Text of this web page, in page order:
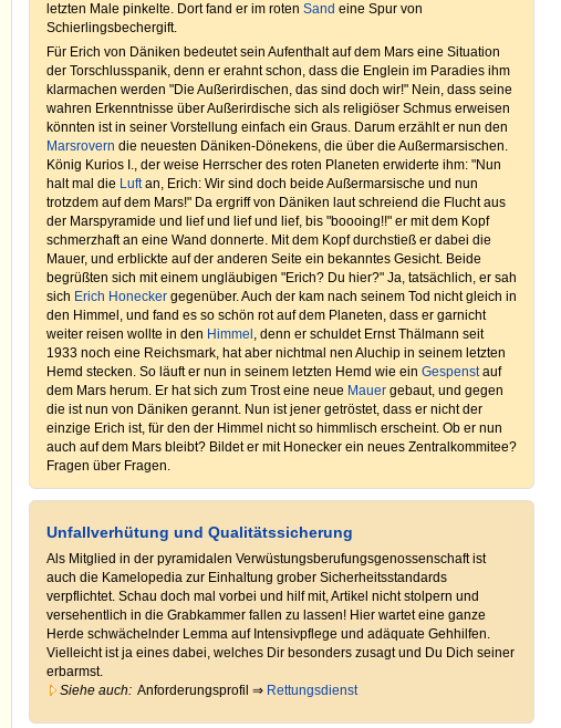
letzten Male pinkelte. Dort fand er im roten Sand eine Spur von
Schierlingsbechergift.
Für Erich von Däniken bedeutet sein Aufenthalt auf dem Mars eine Situation
der Torschlusspanik, denn er erahnt schon, dass die Englein im Paradies ihm
klarmachen werden "Die Außerirdischen, das sind doch wir!" Nein, dass seine
wahren Erkenntnisse über Außerirdische sich als religiöser Schmus erweisen
könnten ist in seiner Vorstellung einfach ein Graus. Darum erzählt er nun den
Marsrovern die neuesten Däniken-Dönekens, die über die Außermarsischen.
König Kurios I., der weise Herrscher des roten Planeten erwiderte ihm: "Nun
halt mal die Luftan, Erich: Wir sind doch beide Außermarsische und nun
trotzdem auf dem Mars!" Da ergriff von Däniken laut schreiend die Flucht aus
der Marspyramide und lief und lief und lief, bis "boooing!!" er mit dem Kopf
schmerzhaft an eine Wand donnerte. Mit dem Kopf durchstieß er dabei die
Mauer, und erblickte auf der anderen Seite ein bekanntes Gesicht. Beide
begrüßten sich mit einem ungläubigen "Erich? Du hier?" Ja, tatsächlich, er sah
sich Erich Honecker gegenüber. Auch der kam nach seinem Tod nicht gleich in
den Himmel, und fand es so schön rot auf dem Planeten, dass er garnicht
weiter reisen wollte in den Himmel , denn er schuldet Ernst Thälmann seit
1933 noch eine Reichsmark, hat aber nichtmal nen Aluchip in seinem letzten
Hemd stecken. So läuft er nun in seinem letzten Hemd wie ein Gespenstauf
dem Mars herum. Er hat sich zum Trost eine neue Mauer gebaut, und gegen
die ist nun von Däniken gerannt. Nun ist jener getröstet, dass er nicht der
einzige Erich ist, für den der Himmel nicht so himmlisch erscheint. Ob er nun
auch auf dem Mars bleibt? Bildet er mit Honecker ein neues Zentralkommitee?
Fragen über Fragen.
Unfallverhütung und Qualitätssicherung
Als Mitglied in der pyramidalen Verwüstungsberufungsgenossenschaft ist
auch die Kamelopedia zur Einhaltung grober Sicherheitsstandards
verpflichtet. Schau doch mal vorbei und hilf mit, Artikel nicht stolpern und
versehentlich in die Grabkammer fallen zu lassen! Hier wartet eine ganze
Herde schwächelnder Lemma auf Intensivpflege und adäquate Gehhilfen.
Vielleicht ist ja eines dabei, welches Dir besonders zusagt und Du Dich seiner
erbarmst.
Siehe auch: Anforderungsprofil ⇒ Rettungsdienst